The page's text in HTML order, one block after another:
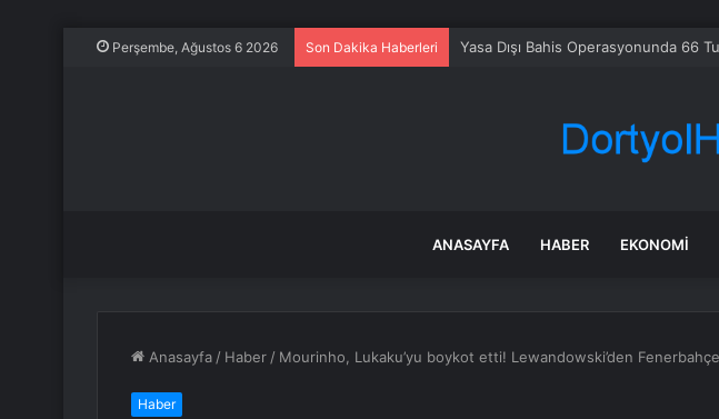
Perşembe, Ağustos 6 2026 Son Dakika Haberleri ABD, UFO arşivlerinden yeni bir dosya
ANASAYFA HABER EKONOMI
Anasayfa / Haber / Mourinho, Lukaku’yu boykot etti! Lewandowski’den Fenerbahçe
Haber